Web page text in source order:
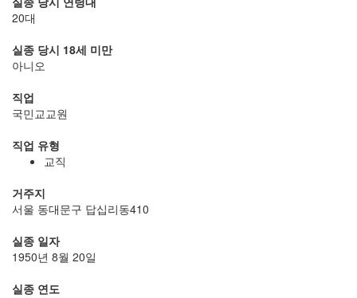
20대
실종 당시 18세 미만
아니오
직업
국민교교원
직업 유형
교직
거주지
서울 동대문구 답십리동410
실종 일자
1950년 8월 20일
실종 연도